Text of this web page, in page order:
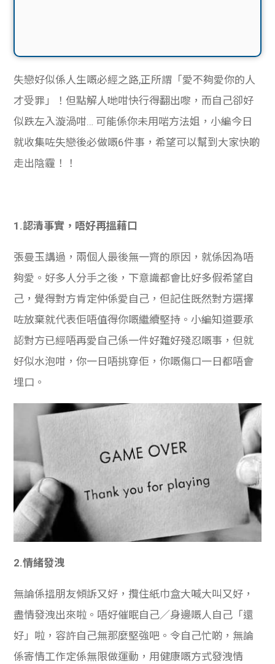
失戀好似係人生嘅必經之路,正所謂「愛不夠愛你的人
才受罪」！但點解人哋咁快行得翻出嚟，而自己卻好
似跌左入漩渦咁… 可能係你未用啱方法姐，小編今日
就收集咗失戀後必做嘅6件事，希望可以幫到大家快啲
走出陰霾！！
1.認清事實，唔好再搵藉口
張曼玉講過，兩個人最後無一齊的原因，就係因為唔
夠愛。好多人分手之後，下意識都會比好多假希望自
己，覺得對方肯定仲係愛自己，但記住既然對方選擇
咗放棄就代表佢唔值得你嘅繼續堅持。小編知道要承
認對方已經唔再愛自己係一件好難好殘忍嘅事，但就
好似水泡咁，你一日唔挑穿佢，你嘅傷口一日都唔會
埋口。
2.情緒發洩
無論係搵朋友傾訴又好，攬住紙巾盒大喊大叫又好，
盡情發洩出來啦。唔好催眠自己／身邊嘅人自己「還
好」啦，容許自己無那麼堅強吧。令自己忙啲，無論
係寄情工作定係無限做運動，用健康嘅方式發洩情